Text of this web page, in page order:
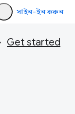
সাইন-ইন করুন
Get started